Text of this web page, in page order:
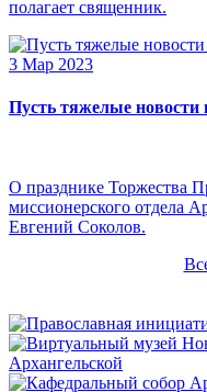
полагает священник.
3 Мар 2023
Пусть тяжелые новости
О празднике Торжества
миссионерского отдела
Евгений Соколов.